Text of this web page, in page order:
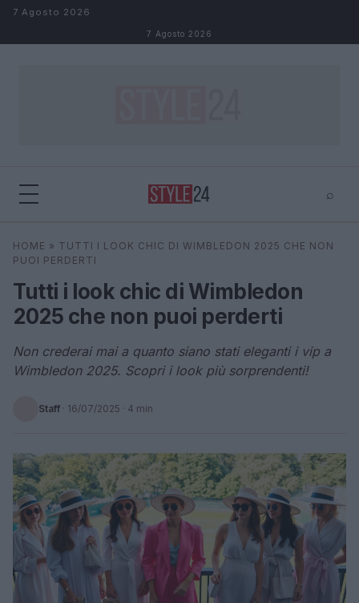
Salta al contenuto
7 Agosto 2026
7 Agosto 2026
⌕
Cerca ⌕ ×
HOME » TUTTI I LOOK CHIC DI WIMBLEDON 2025 CHE NON
PUOI PERDERTI
Tutti i look chic di Wimbledon
2025 che non puoi perderti
Non crederai mai a quanto siano stati eleganti i vip a
Wimbledon 2025. Scopri i look più sorprendenti!
Staff · 16/07/2025 · 4 min